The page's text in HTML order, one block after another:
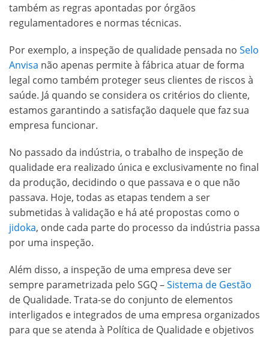
também as regras apontadas por órgãos
regulamentadores e normas técnicas.
Por exemplo, a inspeção de qualidade pensada no Selo
Anvisa não apenas permite à fábrica atuar de forma
legal como também proteger seus clientes de riscos à
saúde. Já quando se considera os critérios do cliente,
estamos garantindo a satisfação daquele que faz sua
empresa funcionar.
No passado da indústria, o trabalho de inspeção de
qualidade era realizado única e exclusivamente no final
da produção, decidindo o que passava e o que não
passava. Hoje, todas as etapas tendem a ser
submetidas à validação e há até propostas como o
jidoka, onde cada parte do processo da indústria passa
por uma inspeção.
Além disso, a inspeção de uma empresa deve ser
sempre parametrizada pelo SGQ –Sistema de Gestão
de Qualidade. Trata-se do conjunto de elementos
interligados e integrados de uma empresa organizados
para que se atenda à Política de Qualidade e objetivos